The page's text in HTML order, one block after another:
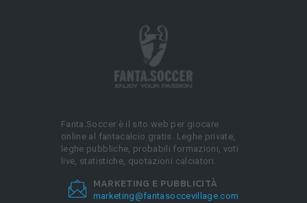
Fanta.Soccer è il sito web per giocare
online al fantacalcio gratis. Leghe private,
leghe pubbliche, probabili formazioni, voti
live, statistiche, quotazioni calciatori.
MARKETING E PUBBLICITÀ
marketing@fantasoccevillage.com